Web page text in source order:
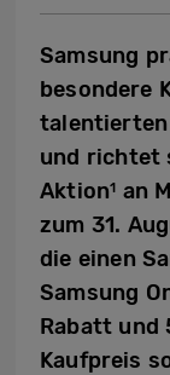
Samsung
besondere
talentierten
und richtet
Aktion1 an
zum 31.
die einen
Samsung
Rabatt und
Kaufpreis